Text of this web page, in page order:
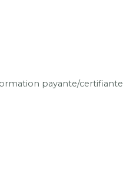
payante/certifiante